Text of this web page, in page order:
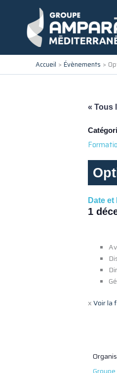
Accueil Évènements
« Tous
Date et
1
xVoir la